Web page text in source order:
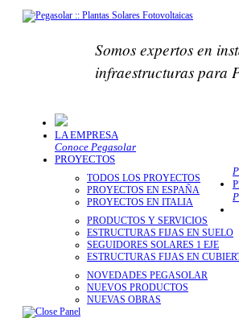
Somos expertos en
infraestructuras para
LA EMPRESA
Conoce Pegasolar
PROYECTOS
TODOS LOS PROYECTOS
PROYECTOS EN ESPAÑA
PROYECTOS EN ITALIA
PRODUCTOS Y SERVICIOS
ESTRUCTURAS FIJAS EN SUELO
SEGUIDORES SOLARES 1 EJE
ESTRUCTURAS FIJAS EN
NOVEDADES PEGASOLAR
NUEVOS PRODUCTOS
NUEVAS OBRAS